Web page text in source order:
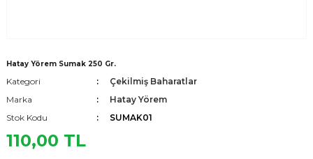
Hatay Yörem Sumak 250 Gr.
Kategori
Çekilmiş Baharatlar
Marka
Hatay Yörem
Stok Kodu
SUMAK01
110,00 TL